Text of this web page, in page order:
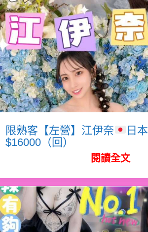
限熟客【左營】江伊奈
日本
$16000（回）
閱讀全文